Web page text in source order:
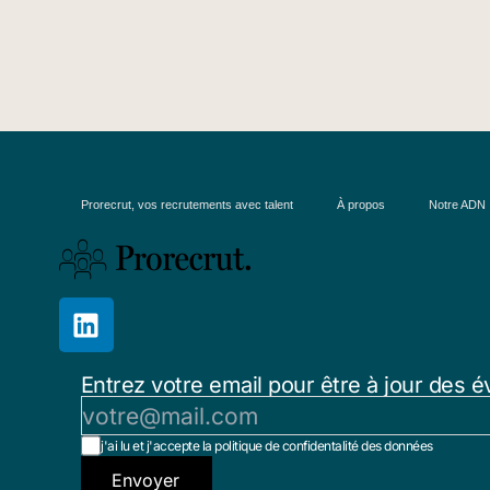
Prorecrut, vos recrutements avec talent À propos Notre ADN
Entrez votre email pour être à jour des
j'ai lu et j'accepte la politique de confidentalité des données
Envoyer